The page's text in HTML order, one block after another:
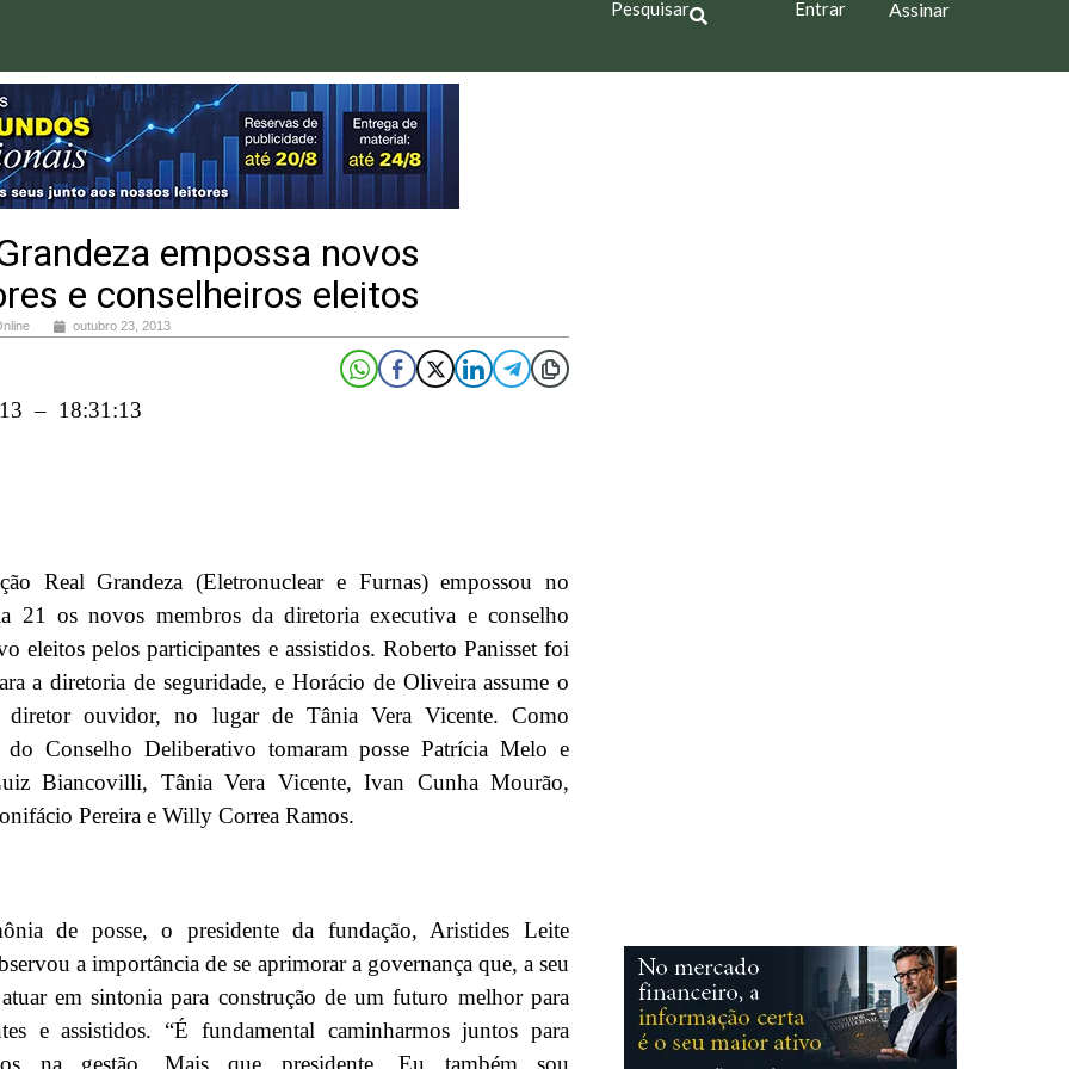
Pesquisar Entrar Assinar
empossa novos
e conselheiros eleitos
outubro 23, 2013
– 18:31:13
Real Grandeza (Eletronuclear e Furnas) empossou no
21 os novos membros da diretoria executiva e conselho
eleitos pelos participantes e assistidos. Roberto Panisset foi
a diretoria de seguridade, e Horácio de Oliveira assume o
diretor ouvidor, no lugar de Tânia Vera Vicente. Como
do Conselho Deliberativo tomaram posse Patrícia Melo e
Biancovilli, Tânia Vera Vicente, Ivan Cunha Mourão,
Pereira e Willy Correa Ramos.
de posse, o presidente da fundação, Aristides Leite
a importância de se aprimorar a governança que, a seu
em sintonia para construção de um futuro melhor para
e assistidos. “É fundamental caminharmos juntos para
na gestão. Mais que presidente. Eu também sou